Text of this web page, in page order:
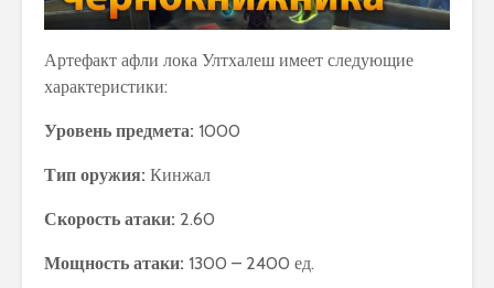
Артефакт афли лока Ултхалеш имеет следующие
характеристики:
Уровень предмета: 1000
Тип оружия: Кинжал
Скорость атаки: 2.60
Мощность атаки: 1300 – 2400 ед.